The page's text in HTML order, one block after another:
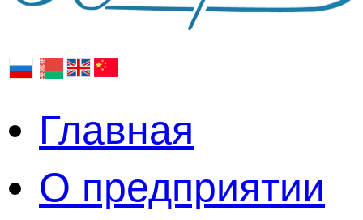
Главная
О предприятии